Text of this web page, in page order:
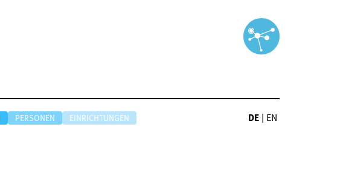
PERSONEN EINRICHTUNGEN DE EN